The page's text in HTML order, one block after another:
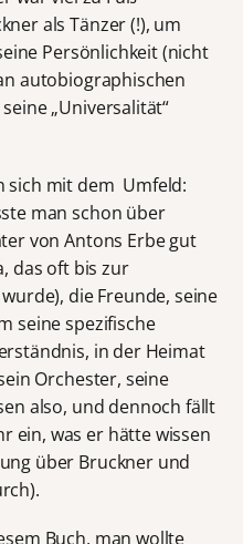
als Tänzer (!), um
Persönlichkeit (nicht
autobiographischen
„Universalität“
sich mit dem Umfeld:
man schon über
von Antons Erbe gut
das oft bis zur
die Freunde, seine
seine spezifische
in der Heimat
Orchester, seine
also, und dennoch fällt
ein, was er hätte wissen
über Bruckner und
Buch, man wollte